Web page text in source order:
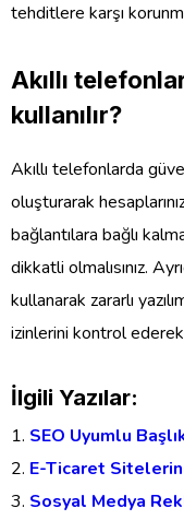
tehditlere karşı
Akıllı
kullanılır?
Akıllı telefonlarda
oluşturarak
bağlantılara bağlı
dikkatli olmalısınız.
kullanarak zararlı
izinlerini kontrol
İlgili Yazılar:
SEO Uyumlu
E-Ticaret
Sosyal Medya